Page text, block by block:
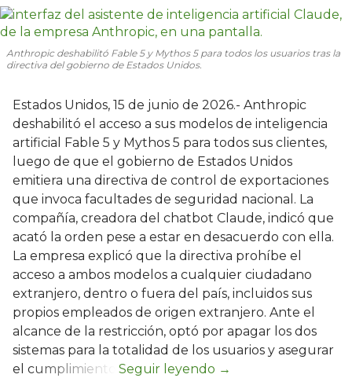
Anthropic deshabilitó Fable 5 y Mythos 5 para todos los usuarios tras la
directiva del gobierno de Estados Unidos.
Estados Unidos, 15 de junio de 2026.- Anthropic
deshabilitó el acceso a sus modelos de inteligencia
artificial Fable 5 y Mythos 5 para todos sus clientes,
luego de que el gobierno de Estados Unidos
emitiera una directiva de control de exportaciones
que invoca facultades de seguridad nacional. La
compañía, creadora del chatbot Claude, indicó que
acató la orden pese a estar en desacuerdo con ella.
La empresa explicó que la directiva prohíbe el
acceso a ambos modelos a cualquier ciudadano
extranjero, dentro o fuera del país, incluidos sus
propios empleados de origen extranjero. Ante el
alcance de la restricción, optó por apagar los dos
sistemas para la totalidad de los usuarios y asegurar
el cumplimiento.